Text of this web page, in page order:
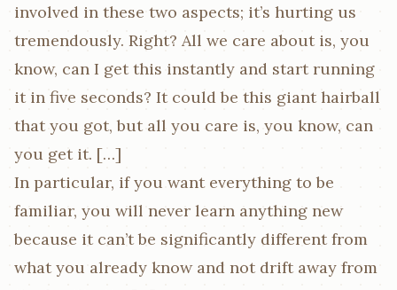
involved in these two aspects; it’s hurting us
tremendously. Right? All we care about is, you
know, can I get this instantly and start running
it in five seconds? It could be this giant hairball
that you got, but all you care is, you know, can
you get it. […​]
In particular, if you want everything to be
familiar, you will never learn anything new
because it can’t be significantly different from
what you already know and not drift away from